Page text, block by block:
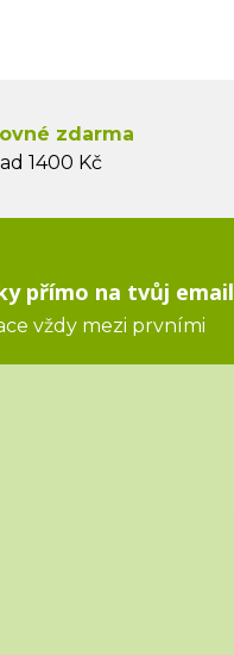
zdarma
1400 Kč
přímo na tvůj email
vždy mezi prvními